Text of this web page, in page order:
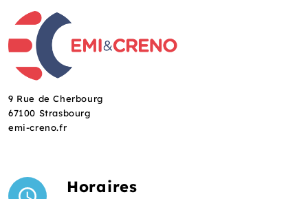
9 Rue de Cherbourg
67100 Strasbourg
emi-creno.fr
Horaires